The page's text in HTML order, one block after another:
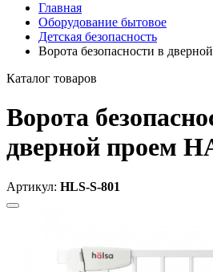
Главная
Оборудование бытовое
Детская безопасность
Ворота безопасности в
Каталог товаров
Ворота
дверной проем
Артикул: HLS-S-801